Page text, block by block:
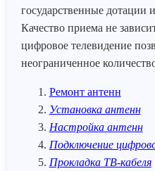
государственные дотации
Качество приема не
цифровое телевидение
неограниченное
Ремонт антенн
Установка антенн
Настройка антенн
Подключение
Прокладка ТВ-кабеля